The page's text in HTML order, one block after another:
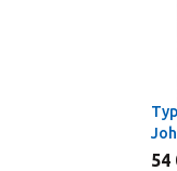
54